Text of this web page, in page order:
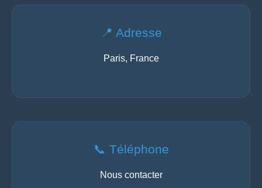
📍 Adresse
Paris, France
📞 Téléphone
Nous contacter